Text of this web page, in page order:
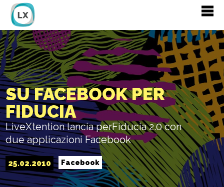
SU FACEBOOK PER
FIDUCIA
LiveXtention lancia perFiducia 2.0 con
due applicazioni Facebook
25.02.2010 Facebook